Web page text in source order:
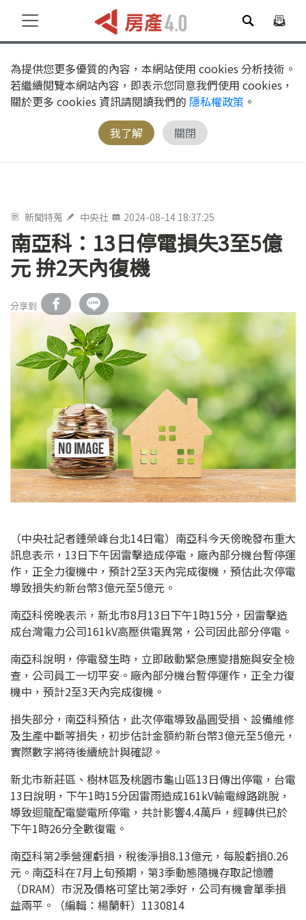
為提供您更多優質的內容，本網站使用 cookies 分析技術。
若繼續閱覽本網站內容，即表示您同意我們使用 cookies，
關於更多 cookies 資訊請閱讀我們的 隱私權政策 。
我了解
關閉
新聞特蒐 中央社 2024-08-14 18:37:25
南亞科：13日停電損失3至5億
元 拚2天內復機
分享到
（中央社記者鍾榮峰台北14日電）南亞科今天傍晚發布重大
訊息表示，13日下午因雷擊造成停電，廠內部分機台暫停運
作，正全力復機中，預計2至3天內完成復機，預估此次停電
導致損失約新台幣3億元至5億元。
南亞科傍晚表示，新北市8月13日下午1時15分，因雷擊造
成台灣電力公司161kV高壓供電異常，公司因此部分停電。
南亞科說明，停電發生時，立即啟動緊急應變措施與安全檢
查，公司員工一切平安。廠內部分機台暫停運作，正全力復
機中，預計2至3天內完成復機。
損失部分，南亞科預估，此次停電導致晶圓受損、設備維修
及生產中斷等損失，初步估計金額約新台幣3億元至5億元，
實際數字將待後續統計與確認。
新北市新莊區、樹林區及桃園市龜山區13日傳出停電，台電
13日說明，下午1時15分因雷雨造成161kV輸電線路跳脫，
導致迴龍配電變電所停電，共計影響4.4萬戶，經轉供已於
下午1時26分全數復電。
南亞科第2季營運虧損，稅後淨損8.13億元，每股虧損0.26
元。南亞科在7月上旬預期，第3季動態隨機存取記憶體
（DRAM）市況及價格可望比第2季好，公司有機會單季損
益兩平。（編輯：楊蘭軒）1130814